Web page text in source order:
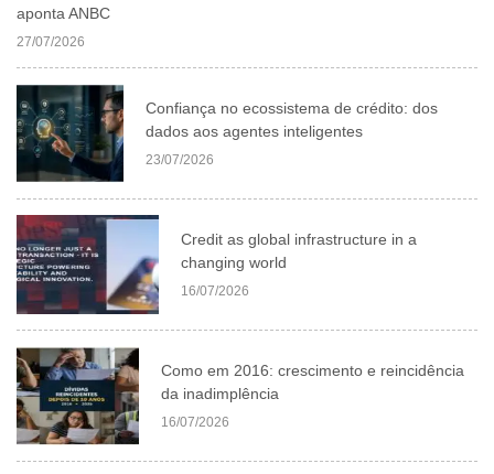
aponta ANBC
27/07/2026
Confiança no ecossistema de crédito: dos
dados aos agentes inteligentes
23/07/2026
Credit as global infrastructure in a
changing world
16/07/2026
Como em 2016: crescimento e reincidência
da inadimplência
16/07/2026